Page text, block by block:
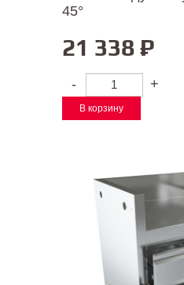
45°
21 338 ₽
- +
В корзину